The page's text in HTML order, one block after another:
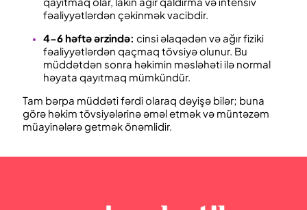
fəaliyyətlərdən çəkinmək vacibdir.
4-6 həftə ərzində: cinsi əlaqədən və ağır fiziki
fəaliyyətlərdən qaçmaq tövsiyə olunur. Bu
müddətdən sonra həkimin məsləhəti ilə normal
həyata qayıtmaq mümkündür.
Tam bərpa müddəti fərdi olaraq dəyişə bilər; buna
görə həkim tövsiyələrinə əməl etmək və müntəzəm
müayinələrə getmək önəmlidir.